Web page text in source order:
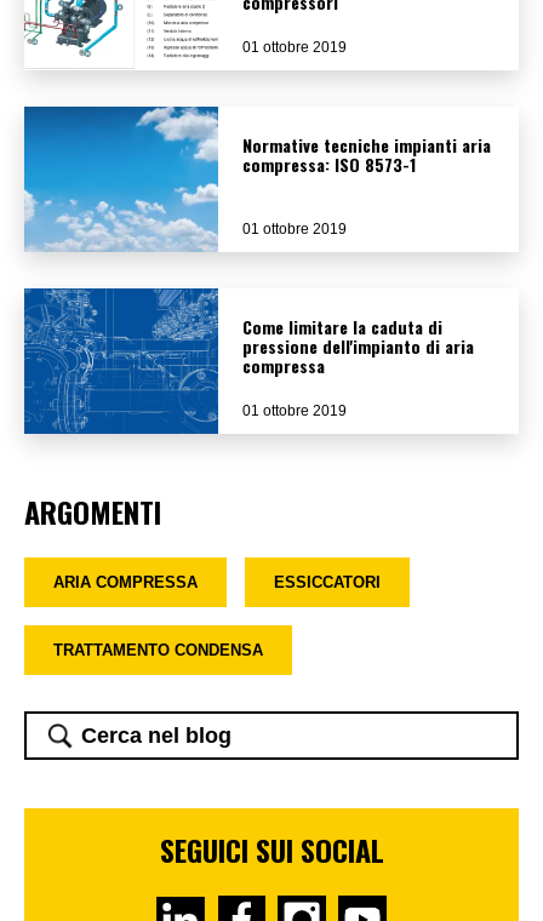
01 ottobre 2019
Normative tecniche impianti aria
compressa: ISO 8573-1
01 ottobre 2019
Come limitare la caduta di
pressione dell'impianto di aria
compressa
01 ottobre 2019
ARGOMENTI
ARIA COMPRESSA ESSICCATORI
TRATTAMENTO CONDENSA
SEGUICI SUI SOCIAL